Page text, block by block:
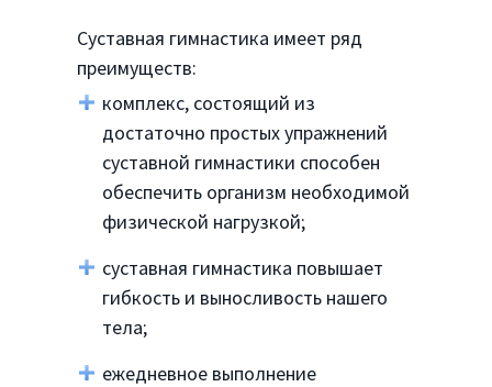
Суставная гимнастика имеет ряд
преимуществ:
комплекс, состоящий из
достаточно простых упражнений
суставной гимнастики способен
обеспечить организм необходимой
физической нагрузкой;
суставная гимнастика повышает
гибкость и выносливость нашего
тела;
ежедневное выполнение